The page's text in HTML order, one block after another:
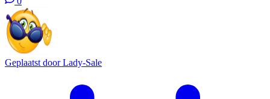
Geplaatst doorLady-Sale